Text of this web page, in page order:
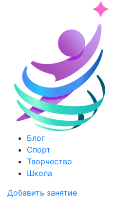
Блог
Спорт
Творчество
Школа
Добавить занятие